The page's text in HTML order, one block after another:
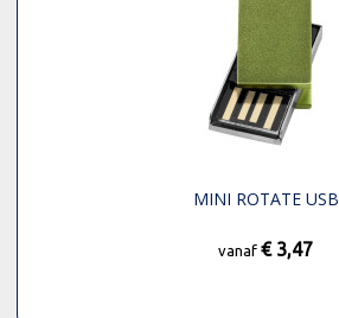
MINI ROTATE USB
vanaf € 3,47